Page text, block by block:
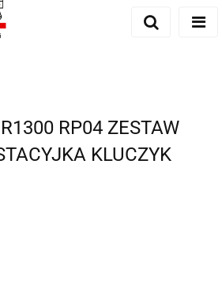
RP04 ZESTAW
KLUCZYK